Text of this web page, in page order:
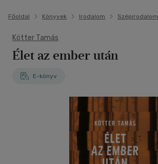
Főoldal Könyvek Irodalom Szépirodalom
Kötter Tamás
Élet az ember után
E-könyv